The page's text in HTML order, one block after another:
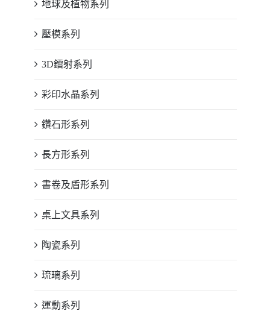
地球及植物系列
壓模系列
3D鐳射系列
彩印水晶系列
鑽石形系列
長方形系列
書卷及盾形系列
桌上文具系列
陶瓷系列
琉璃系列
運動系列